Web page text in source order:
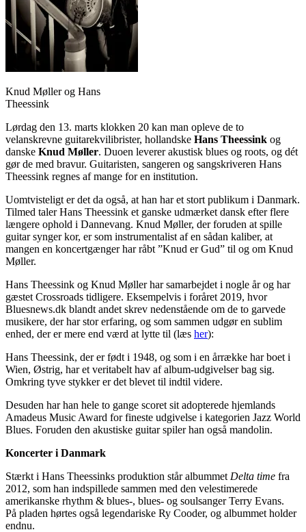
Knud Møller og Hans
Theessink
Lørdag den 13. marts klokken 20 kan man opleve de to
velanskrevne guitarekvilibrister, hollandske Hans Theessink og
danske Knud Møller. Duoen leverer akustisk blues og roots, og dét
gør de med bravur. Guitaristen, sangeren og sangskriveren Hans
Theessink regnes af mange for en institution.
Uomtvisteligt er det da også, at han har et stort publikum i Danmark.
Tilmed taler Hans Theessink et ganske udmærket dansk efter flere
længere ophold i Dannevang. Knud Møller, der foruden at spille
guitar synger kor, er som instrumentalist af en sådan kaliber, at
mangen en koncertgænger har råbt ”Knud er Gud” til og om Knud
Møller.
Hans Theessink og Knud Møller har samarbejdet i nogle år og har
gæstet Crossroads tidligere. Eksempelvis i foråret 2019, hvor
Bluesnews.dk blandt andet skrev nedenstående om de to garvede
musikere, der har stor erfaring, og som sammen udgør en sublim
enhed, der er mere end værd at lytte til (læs her):
Hans Theessink, der er født i 1948, og som i en årrække har boet i
Wien, Østrig, har et veritabelt hav af album-udgivelser bag sig.
Omkring tyve stykker er det blevet til indtil videre.
Desuden har han hele to gange scoret sit adopterede hjemlands
Amadeus Music Award for fineste udgivelse i kategorien Jazz World
Blues. Foruden den akustiske guitar spiler han også mandolin.
Koncerter i Danmark
Stærkt i Hans Theessinks produktion står albummet Delta time fra
2012, som han indspillede sammen med den velestimerede
amerikanske rhythm & blues-, blues- og soulsanger Terry Evans.
På pladen hørtes også legendariske Ry Cooder, og albummet holder
endnu.